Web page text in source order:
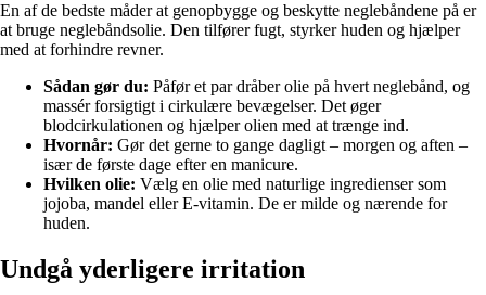
En af de bedste måder at genopbygge og beskytte neglebåndene på er
at bruge neglebåndsolie. Den tilfører fugt, styrker huden og hjælper
med at forhindre revner.
Sådan gør du: Påfør et par dråber olie på hvert neglebånd, og
massér forsigtigt i cirkulære bevægelser. Det øger
blodcirkulationen og hjælper olien med at trænge ind.
Hvornår: Gør det gerne to gange dagligt – morgen og aften –
især de første dage efter en manicure.
Hvilken olie: Vælg en olie med naturlige ingredienser som
jojoba, mandel eller E-vitamin. De er milde og nærende for
huden.
Undgå yderligere irritation